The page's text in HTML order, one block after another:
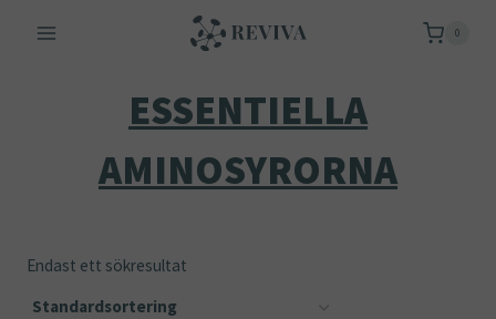
0
ESSENTIELLA
AMINOSYRORNA
Endast ett sökresultat